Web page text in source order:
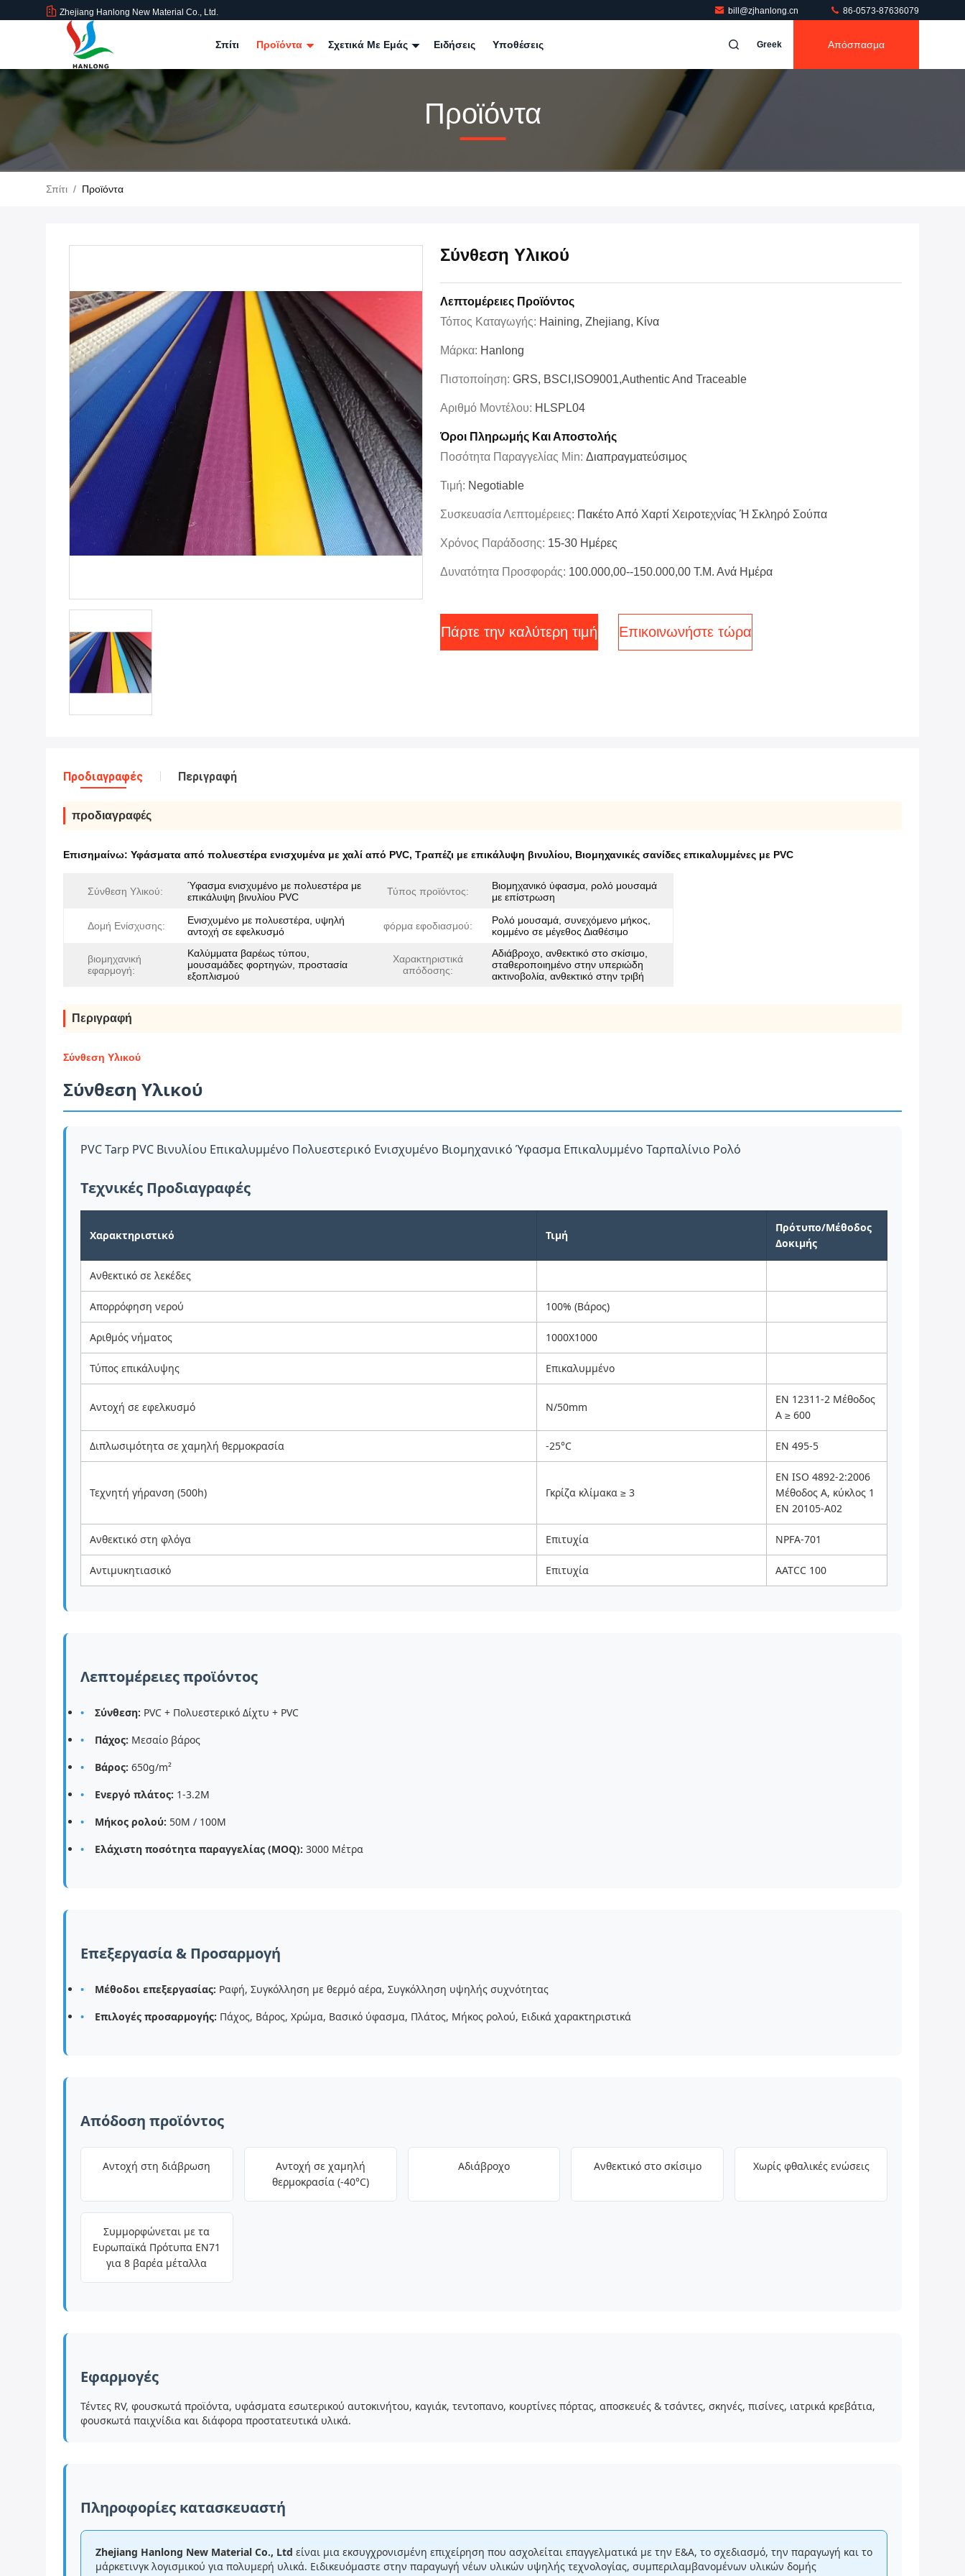
Zhejiang Hanlong New Material Co., Ltd. bill@zjhanlong.cn 86-0573-87636079
Σπίτι Προϊόντα Σχετικά Με Εμάς Ειδήσεις Υποθέσεις Greek Απόσπασμα
Προϊόντα
Σπίτι / Προϊόντα
Σύνθεση Υλικού
Λεπτομέρειες Προϊόντος
Τόπος Καταγωγής: Haining, Zhejiang, Κίνα
Μάρκα: Hanlong
Πιστοποίηση: GRS, BSCI,ISO9001,Authentic And Traceable
Αριθμό Μοντέλου: HLSPL04
Όροι Πληρωμής Και Αποστολής
Ποσότητα Παραγγελίας Min: Διαπραγματεύσιμος
Τιμή: Negotiable
Συσκευασία Λεπτομέρειες: Πακέτο Από Χαρτί Χειροτεχνίας Ή Σκληρό Σούπα
Χρόνος Παράδοσης: 15-30 Ημέρες
Δυνατότητα Προσφοράς: 100.000,00--150.000,00 Τ.μ. Ανά Ημέρα
Πάρτε την καλύτερη τιμή Επικοινωνήστε τώρα
Προδιαγραφές Περιγραφή
προδιαγραφές
Επισημαίνω: Υφάσματα από πολυεστέρα ενισχυμένα με χαλί από PVC, Τραπέζι με επικάλυψη βινυλίου, Βιομηχανικές σανίδες επικαλυμμένες με PVC
Σύνθεση Υλικού:
Ύφασμα ενισχυμένο με πολυεστέρα με
επικάλυψη βινυλίου PVC
Τύπος προϊόντος:
Βιομηχανικό ύφασμα, ρολό μουσαμά
με επίστρωση
Δομή Ενίσχυσης:
Ενισχυμένο με πολυεστέρα, υψηλή
αντοχή σε εφελκυσμό
φόρμα εφοδιασμού:
Ρολό μουσαμά, συνεχόμενο μήκος,
κομμένο σε μέγεθος Διαθέσιμο
βιομηχανική
εφαρμογή:
Καλύμματα βαρέως τύπου,
μουσαμάδες φορτηγών, προστασία
εξοπλισμού
Χαρακτηριστικά
απόδοσης:
Αδιάβροχο, ανθεκτικό στο σκίσιμο,
σταθεροποιημένο στην υπεριώδη
ακτινοβολία, ανθεκτικό στην τριβή
Περιγραφή
Σύνθεση Υλικού
Σύνθεση Υλικού
PVC Tarp PVC Βινυλίου Επικαλυμμένο Πολυεστερικό Ενισχυμένο Βιομηχανικό Ύφασμα Επικαλυμμένο Ταρπαλίνιο Ρολό
Τεχνικές Προδιαγραφές
Χαρακτηριστικό Τιμή
Πρότυπο/Μέθοδος
Δοκιμής
Ανθεκτικό σε λεκέδες
Απορρόφηση νερού 100% (Βάρος)
Αριθμός νήματος 1000X1000
Τύπος επικάλυψης Επικαλυμμένο
Αντοχή σε εφελκυσμό N/50mm
EN 12311-2 Μέθοδος
Α ≥ 600
Διπλωσιμότητα σε χαμηλή θερμοκρασία -25°C EN 495-5
Τεχνητή γήρανση (500h) Γκρίζα κλίμακα ≥ 3
EN ISO 4892-2:2006
Μέθοδος Α, κύκλος 1
EN 20105-A02
Ανθεκτικό στη φλόγα Επιτυχία NPFA-701
Αντιμυκητιασικό Επιτυχία AATCC 100
Λεπτομέρειες προϊόντος
Σύνθεση: PVC + Πολυεστερικό Δίχτυ + PVC
Πάχος: Μεσαίο βάρος
Βάρος: 650g/m²
Ενεργό πλάτος: 1-3.2M
Μήκος ρολού: 50M / 100M
Ελάχιστη ποσότητα παραγγελίας (MOQ): 3000 Μέτρα
Επεξεργασία & Προσαρμογή
Μέθοδοι επεξεργασίας: Ραφή, Συγκόλληση με θερμό αέρα, Συγκόλληση υψηλής συχνότητας
Επιλογές προσαρμογής: Πάχος, Βάρος, Χρώμα, Βασικό ύφασμα, Πλάτος, Μήκος ρολού, Ειδικά χαρακτηριστικά
Απόδοση προϊόντος
Αντοχή στη διάβρωση
Αντοχή σε χαμηλή
θερμοκρασία (-40°C)
Αδιάβροχο Ανθεκτικό στο σκίσιμο Χωρίς φθαλικές ενώσεις
Συμμορφώνεται με τα
Ευρωπαϊκά Πρότυπα EN71
για 8 βαρέα μέταλλα
Εφαρμογές
Τέντες RV, φουσκωτά προϊόντα, υφάσματα εσωτερικού αυτοκινήτου, καγιάκ, τεντοπανο, κουρτίνες πόρτας, αποσκευές & τσάντες, σκηνές, πισίνες, ιατρικά κρεβάτια,
φουσκωτά παιχνίδια και διάφορα προστατευτικά υλικά.
Πληροφορίες κατασκευαστή
Zhejiang Hanlong New Material Co., Ltd είναι μια εκσυγχρονισμένη επιχείρηση που ασχολείται επαγγελματικά με την Ε&Α, το σχεδιασμό, την παραγωγή και το
μάρκετινγκ λογισμικού για πολυμερή υλικά. Ειδικευόμαστε στην παραγωγή νέων υλικών υψηλής τεχνολογίας, συμπεριλαμβανομένων υλικών δομής